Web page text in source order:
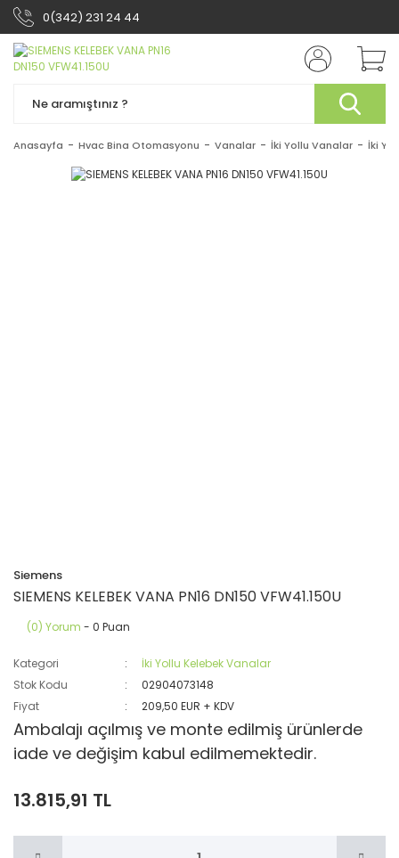
0(342) 231 24 44
Anasayfa Hvac Bina Otomasyonu Vanalar İki Yollu Vanalar İki
Siemens
SIEMENS KELEBEK VANA PN16 DN150 VFW41.150U
(0) Yorum - 0 Puan
Kategori
İki Yollu Kelebek Vanalar
Stok Kodu
02904073148
Fiyat
209,50 EUR + KDV
Ambalajı açılmış ve monte edilmiş ürünlerde
iade ve değişim kabul edilmemektedir.
13.815,91 TL